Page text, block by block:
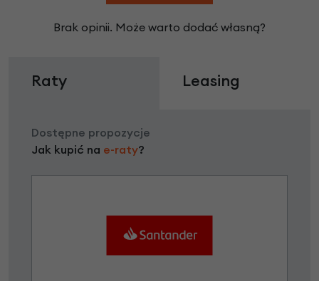
Brak opinii. Może warto dodać własną?
Raty Leasing
Dostępne propozycje
Jak kupić na e-raty?